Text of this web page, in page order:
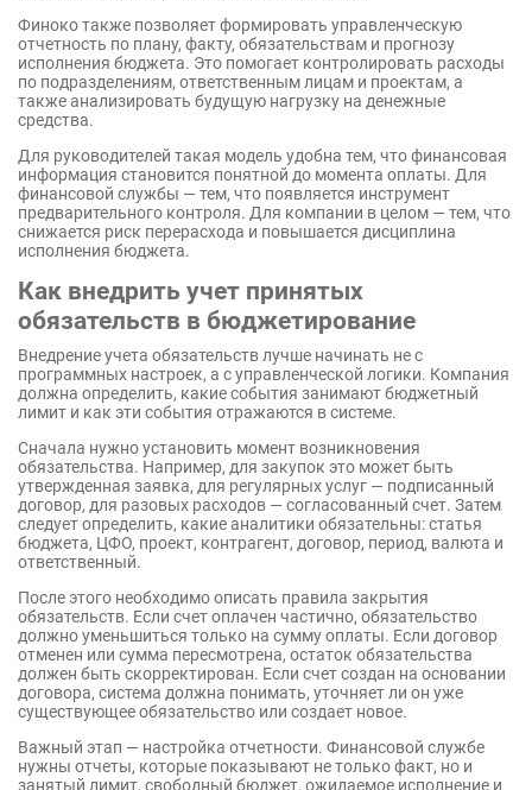
Финоко также позволяет формировать управленческую
отчетность по плану, факту, обязательствам и прогнозу
исполнения бюджета. Это помогает контролировать расходы
по подразделениям, ответственным лицам и проектам, а
также анализировать будущую нагрузку на денежные
средства.
Для руководителей такая модель удобна тем, что финансовая
информация становится понятной до момента оплаты. Для
финансовой службы — тем, что появляется инструмент
предварительного контроля. Для компании в целом — тем, что
снижается риск перерасхода и повышается дисциплина
исполнения бюджета.
Как внедрить учет принятых
обязательств в бюджетирование
Внедрение учета обязательств лучше начинать не с
программных настроек, а с управленческой логики. Компания
должна определить, какие события занимают бюджетный
лимит и как эти события отражаются в системе.
Сначала нужно установить момент возникновения
обязательства. Например, для закупок это может быть
утвержденная заявка, для регулярных услуг — подписанный
договор, для разовых расходов — согласованный счет. Затем
следует определить, какие аналитики обязательны: статья
бюджета, ЦФО, проект, контрагент, договор, период, валюта и
ответственный.
После этого необходимо описать правила закрытия
обязательств. Если счет оплачен частично, обязательство
должно уменьшиться только на сумму оплаты. Если договор
отменен или сумма пересмотрена, остаток обязательства
должен быть скорректирован. Если счет создан на основании
договора, система должна понимать, уточняет ли он уже
существующее обязательство или создает новое.
Важный этап — настройка отчетности. Финансовой службе
нужны отчеты, которые показывают не только факт, но и
занятый лимит, свободный бюджет, ожидаемое исполнение и